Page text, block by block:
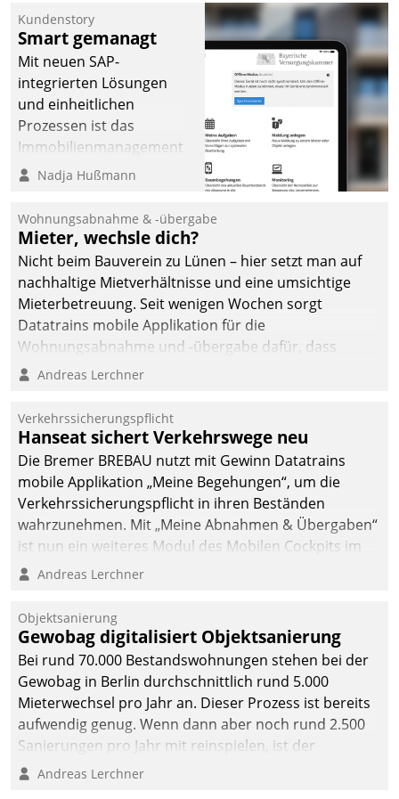
Kundenstory
Smart gemanagt
Mit neuen SAP-
integrierten Lösungen
und einheitlichen
Prozessen ist das
Immobilienmanagement
der Bayerischen
Ressort Kapitalanlage für
künftige Aufgaben und
Herausforderungen
gerüstet.
Nadja Hußmann
Wohnungsabnahme & -übergabe
Mieter, wechsle dich?
Nicht beim Bauverein zu Lünen – hier setzt man auf
nachhaltige Mietverhältnisse und eine umsichtige
Mieterbetreuung. Seit wenigen Wochen sorgt
Datatrains mobile Applikation für die
Wohnungsabnahme und -übergabe dafür, dass
Mieter wohlgeordnet kommen und, so es sein muss,
Andreas Lerchner
Verkehrssicherungspflicht
Hanseat sichert Verkehrswege neu
Die Bremer BREBAU nutzt mit Gewinn Datatrains
mobile Applikation „Meine Begehungen“, um die
Verkehrssicherungspflicht in ihren Beständen
wahrzunehmen. Mit „Meine Abnahmen & Übergaben“
ist nun ein weiteres Modul des Mobilen Cockpits im
Einsatz.
Andreas Lerchner
Objektsanierung
Gewobag digitalisiert Objektsanierung
Bei rund 70.000 Bestandswohnungen stehen bei der
Gewobag in Berlin durchschnittlich rund 5.000
Mieterwechsel pro Jahr an. Dieser Prozess ist bereits
aufwendig genug. Wenn dann aber noch rund 2.500
Sanierungen pro Jahr mit reinspielen, ist der
Betreuungs- und Organisationsaufwand immens. Im
Andreas Lerchner